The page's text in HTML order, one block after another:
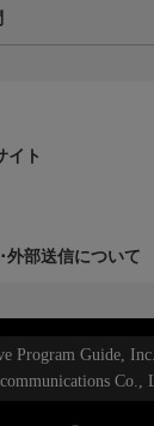
イト
外部送信について
Program Guide,
Co.,